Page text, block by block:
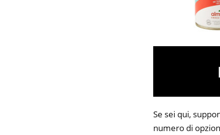
Se sei qui,
numero di